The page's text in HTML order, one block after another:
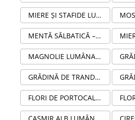
MIERE ȘI STAFIDE LUMÂNARE PARFUMATĂ DIN CEARĂ NATURALĂ DE SOIA 100G ÎN STICLĂ AMBRĂ
MENTĂ SĂLBATICĂ – LUMÂNARE PARFUMATĂ HANDMADE DIN SOIA 100G ÎN RECIPIENT STICLĂ AMBRA
MAGNOLIE LUMÂNARE PARFUMATĂ DIN CEARĂ NATURALĂ DE SOIA ÎN STICLĂ AMBRĂ
GRĂDINĂ DE TRANDAFIRI LUMÂNARE PARFUMATĂ DIN CEARĂ NATURALĂ DE SOIA ÎN STICLĂ AMBRĂ
FLORI DE PORTOCAL LUMÂNARE PARFUMATĂ DIN CEARĂ NATURALĂ DE SOIA 100G ÎN STICLĂ AMBRĂ